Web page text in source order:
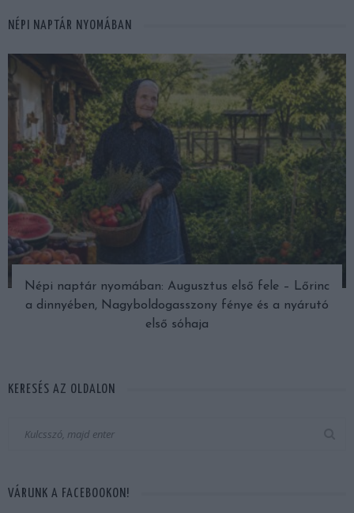
NÉPI NAPTÁR NYOMÁBAN
Népi naptár nyomában: Augusztus első fele – Lőrinc
a dinnyében, Nagyboldogasszony fénye és a nyárutó
első sóhaja
KERESÉS AZ OLDALON
VÁRUNK A FACEBOOKON!